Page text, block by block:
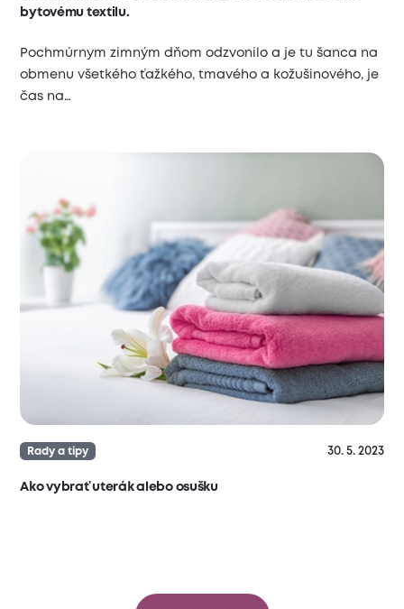
bytovému textilu.
Pochmúrnym zimným dňom odzvonilo a je tu šanca na
obmenu všetkého ťažkého, tmavého a kožušinového, je
čas na…
Rady a tipy 30. 5. 2023
Ako vybrať uterák alebo osušku